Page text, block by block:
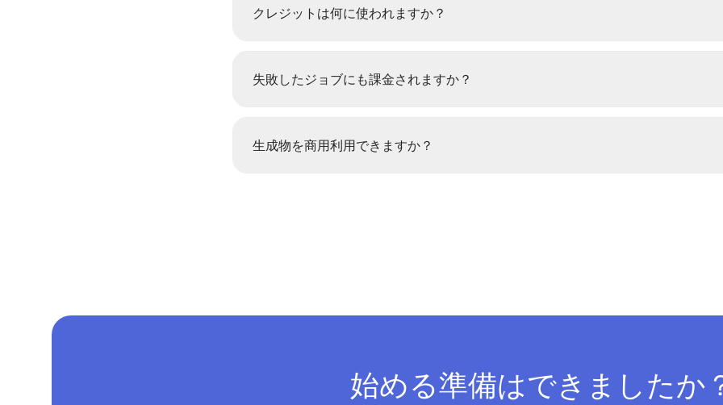
クレジットは何に使われますか？
失敗したジョブにも課金されますか？
生成物を商用利用できますか？
始める準備はできましたか